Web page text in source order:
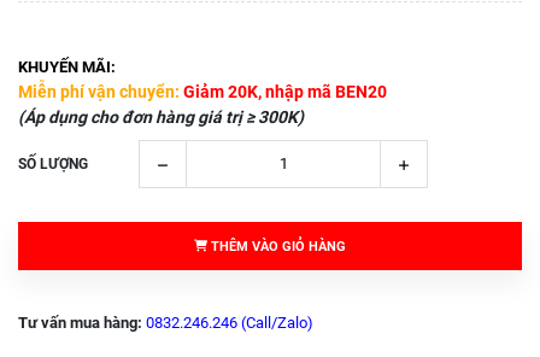
KHUYẾN MÃI:
Miễn phí vận chuyển: Giảm 20K, nhập mã BEN20
(Áp dụng cho đơn hàng giá trị ≥ 300K)
SỐ LƯỢNG
THÊM VÀO GIỎ HÀNG
Tư vấn mua hàng: 0832.246.246 (Call/Zalo)